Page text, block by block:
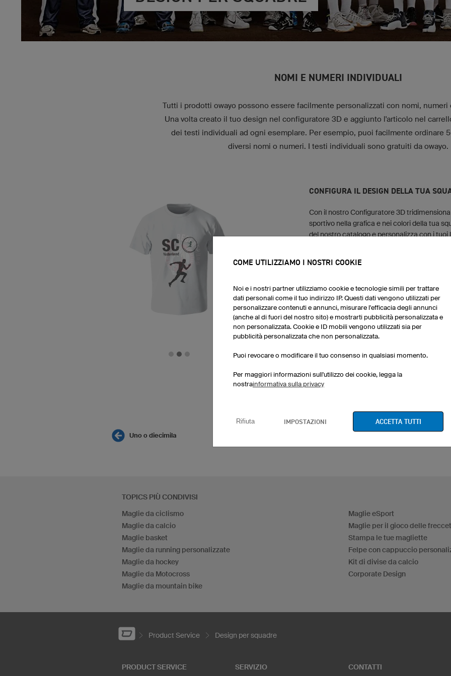
NOMI E NUMERI INDIVIDUALI
Tutti i prodotti owayo possono essere facilmente personalizzati con nomi,
Una volta creato il tuo design nel configuratore 3D e aggiunto l'articolo nel
dei testi individuali ad ogni esemplare. Per esempio, puoi facilmente ordinare
diversi nomi o numeri. I testi individuali sono gratuiti da owayo.
CONFIGURA IL DESIGN DELLA TUA
Con il nostro Configuratore 3D
sportivo nella grafica e nei colori della tua
del nostro catalogo e personalizza con i
CREA IL TUO DESIGN
Vuoi un design che non trovi nel
servizio Special Design
Uno o diecimila
TOPICS PIÙ CONDIVISI
Maglie da ciclismo
Maglie da calcio
Maglie basket
Maglie da running personalizzate
Maglie da hockey
Maglie da Motocross
Maglie da mountain bike
Maglie eSport
Maglie per il gioco delle
Stampa le tue magliette
Felpe con cappuccio
Kit di divise da calcio
Corporate Design
Product Service Design per squadre
PRODUCT SERVICE SERVIZIO CONTATTI
COME UTILIZZIAMO I NOSTRI COOKIE
Noi e i nostri partner utilizziamo cookie e tecnologie simili per trattare
dati personali come il tuo indirizzo IP. Questi dati vengono utilizzati per
personalizzare contenuti e annunci, misurare l'efficacia degli annunci
(anche al di fuori del nostro sito) e mostrarti pubblicità personalizzata e
non personalizzata. Cookie e ID mobili vengono utilizzati sia per
pubblicità personalizzata che non personalizzata.
Puoi revocare o modificare il tuo consenso in qualsiasi momento.
Per maggiori informazioni sull'utilizzo dei cookie, legga la
nostrainformativa sulla privacy
Rifiuta IMPOSTAZIONI ACCETTA TUTTI